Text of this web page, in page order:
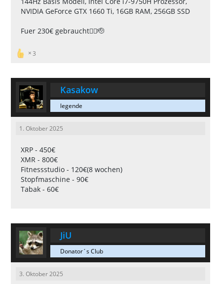
NVIDIA GeForce GTX 1660 Ti, 16GB RAM, 256GB SSD
Fuer 230€ gebraucht👍🏼🫡
3
Kasakow
legende
1. Oktober 2025
XRP - 450€
XMR - 800€
Fitnessstudio - 120€(8 wochen)
Stopfmaschine - 90€
Tabak - 60€
JiU
Donator´s Club
3. Oktober 2025